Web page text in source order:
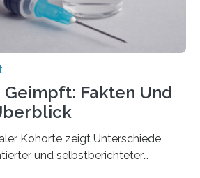
das Projekt…
Geimpft: Fakten Und
Kohorte zeigt Unterschiede
und selbstberichteter